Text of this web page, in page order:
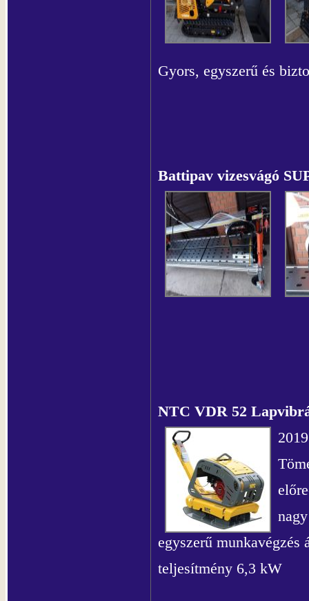
Gyors, egyszerű és
Battipav vizesvágó
NTC VDR 52
egyszerű munkavégzés
teljesítmény 6,3 kW